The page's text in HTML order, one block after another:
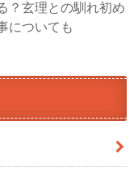
？玄理との馴れ初め
についても